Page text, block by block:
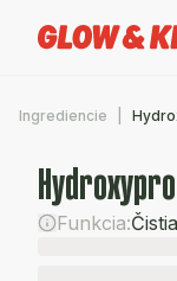
Ingrediencie
Funkcia: